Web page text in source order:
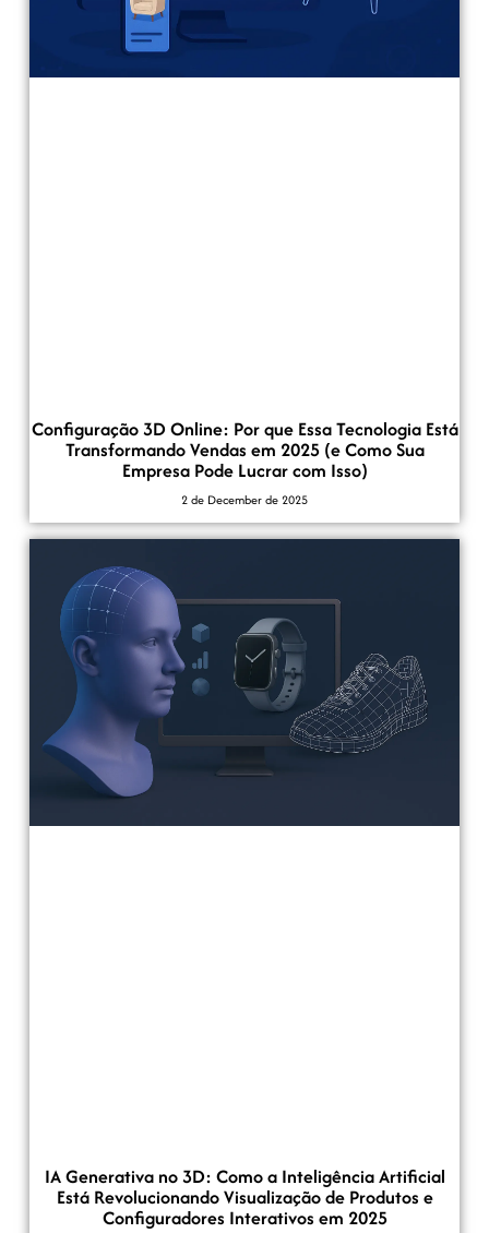
Configuração 3D Online: Por que Essa Tecnologia Está
Transformando Vendas em 2025 (e Como Sua
Empresa Pode Lucrar com Isso)
2 de December de 2025
IA Generativa no 3D: Como a Inteligência Artificial
Está Revolucionando Visualização de Produtos e
Configuradores Interativos em 2025